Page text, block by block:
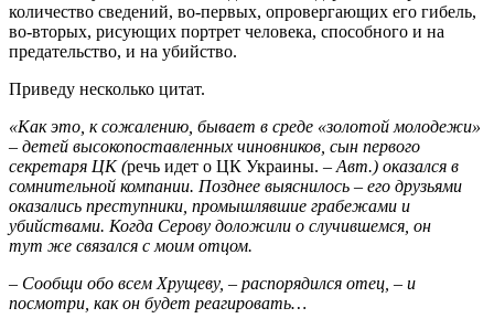
количество сведений, во-первых, опровергающих его гибель,
во-вторых, рисующих портрет человека, способного и на
предательство, и на убийство.
Приведу несколько цитат.
«Как это, к сожалению, бывает в среде «золотой молодежи»
– детей высокопоставленных чиновников, сын первого
секретаря ЦК (речь идет о ЦК Украины. – Авт.) оказался в
сомнительной компании. Позднее выяснилось – его друзьями
оказались преступники, промышлявшие грабежами и
убийствами. Когда Серову доложили о случившемся, он
тут же связался с моим отцом.
– Сообщи обо всем Хрущеву, – распорядился отец, – и
посмотри, как он будет реагировать…